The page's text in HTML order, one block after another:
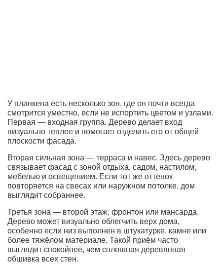
У планкена есть несколько зон, где он почти всегда
смотрится уместно, если не испортить цветом и узлами.
Первая — входная группа. Дерево делает вход
визуально теплее и помогает отделить его от общей
плоскости фасада.
Вторая сильная зона — терраса и навес. Здесь дерево
связывает фасад с зоной отдыха, садом, настилом,
мебелью и освещением. Если тот же оттенок
повторяется на свесах или наружном потолке, дом
выглядит собраннее.
Третья зона — второй этаж, фронтон или мансарда.
Дерево может визуально облегчить верх дома,
особенно если низ выполнен в штукатурке, камне или
более тяжёлом материале. Такой приём часто
выглядит спокойнее, чем сплошная деревянная
обшивка всех стен.